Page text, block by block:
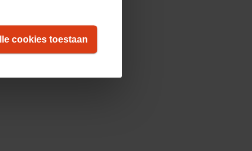
cookies toestaan